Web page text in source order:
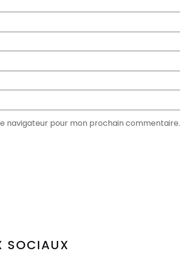
navigateur pour mon prochain commentaire.
SOCIAUX